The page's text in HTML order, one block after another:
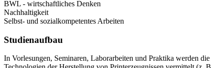
BWL - wirtschaftliches Denken
Nachhaltigkeit
Selbst- und sozialkompetentes Arbeiten
Studienaufbau
In Vorlesungen, Seminaren, Laborarbeiten und Praktika werden die